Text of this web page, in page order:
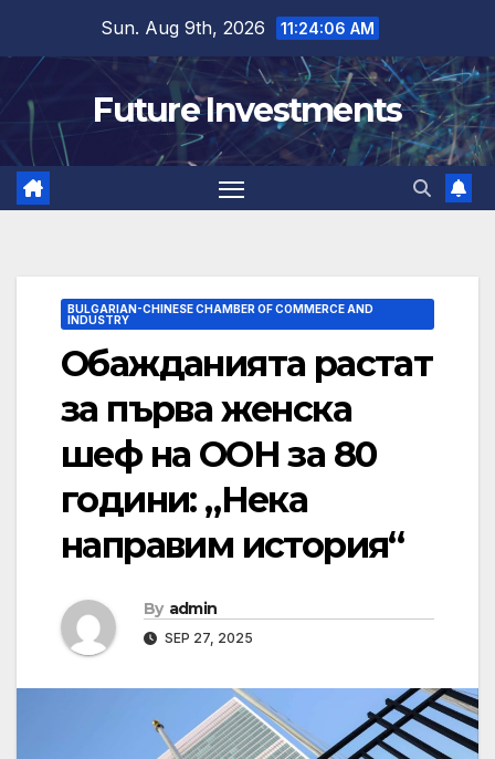
content
Sun. Aug 9th, 2026 11:24:07 AM
Future Investments
BULGARIAN-CHINESE CHAMBER OF COMMERCE AND
INDUSTRY
Обажданията растат
за първа женска
шеф на ООН за 80
години: „Нека
направим история“
By admin
SEP 27, 2025